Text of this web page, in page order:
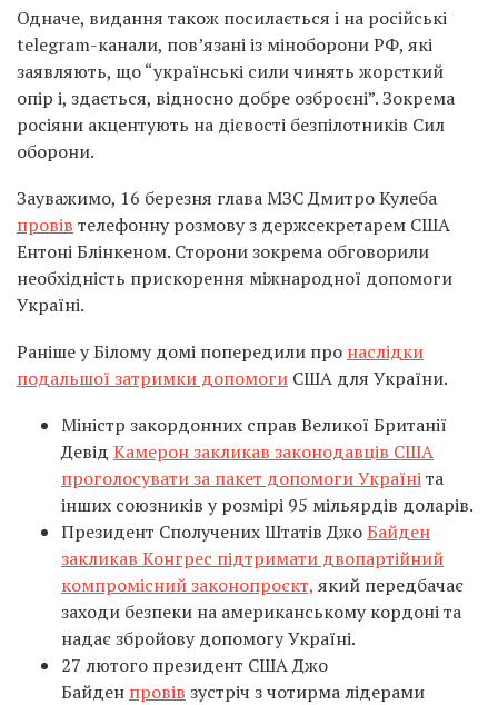
Одначе, видання також посилається і на російські
telegram-канали, пов’язані із міноборони РФ, які
заявляють, що “українські сили чинять жорсткий
опір і, здається, відносно добре озброєні”. Зокрема
росіяни акцентують на дієвості безпілотників Сил
оборони.
Зауважимо, 16 березня глава МЗС Дмитро Кулеба
провів телефонну розмову з держсекретарем США
Ентоні Блінкеном. Сторони зокрема обговорили
необхідність прискорення міжнародної допомоги
Україні.
Раніше у Білому домі попередили про наслідки
подальшої затримки допомоги США для України.
Міністр закордонних справ Великої Британії
Девід Камерон закликав законодавців США
проголосувати за пакет допомоги Україніта
інших союзників у розмірі 95 мільярдів доларів.
Президент Сполучених Штатів ДжоБайден
закликав Конгрес підтримати двопартійний
компромісний законопроєкт, який передбачає
заходи безпеки на американському кордоні та
надає збройову допомогу Україні.
27 лютого президент США Джо
Байден провів зустріч з чотирма лідерами